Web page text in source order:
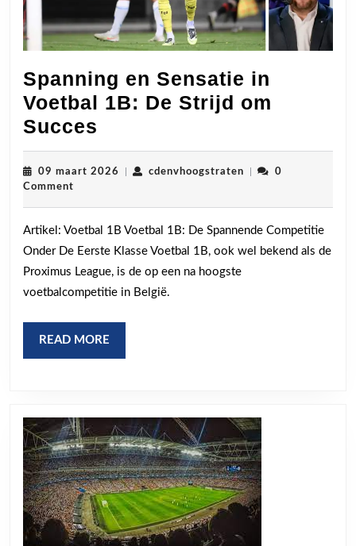
Spanning en Sensatie in
Voetbal 1B: De Strijd om
Succes
en
Sensatie
Voetbal
1B:
De
Strijd
Succes
09 maart 2026 09
cdenvhoogstratencdenvhoogstraten
0
Comment
Artikel: Voetbal 1B Voetbal 1B: De Spannende Competitie
Onder De Eerste Klasse Voetbal 1B, ook wel bekend als de
Proximus League, is de op een na hoogste
voetbalcompetitie in België.
READ MORE
MORE